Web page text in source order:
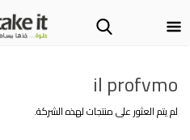
il profvmo
لم يتم العثور على منتجات لهذه الشركة.